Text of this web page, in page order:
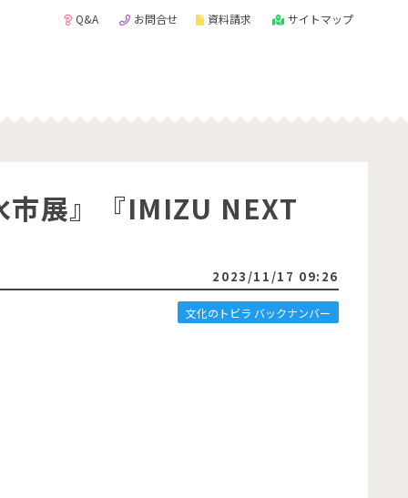
Q&A お問合せ 資料請求 サイトマップ
展』『IMIZU NEXT
2023/11/17 09:26
文化のトビラ バックナンバー